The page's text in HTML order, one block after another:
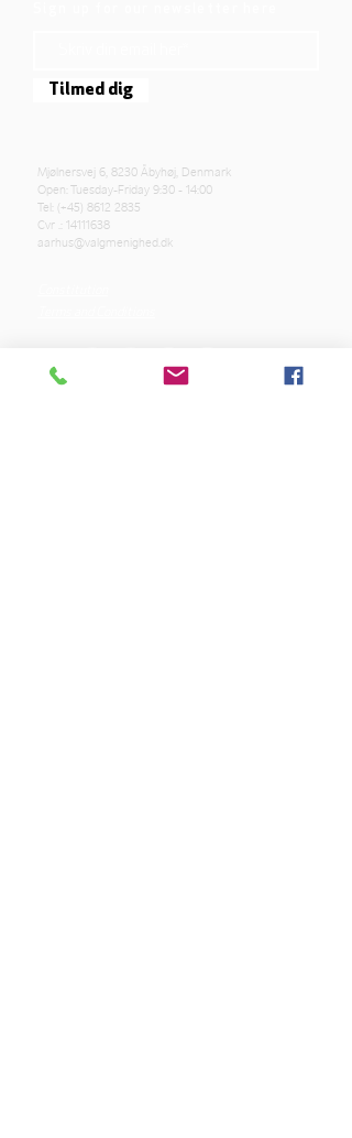
Tilmed dig
Mjølnersvej 6, 8230 Åbyhøj, Denmark
Open: Tuesday-Friday 9:30 - 14:00
Tel: (+45) 8612 2835
Cvr .: 14111638
aarhus@valgmenighed.dk